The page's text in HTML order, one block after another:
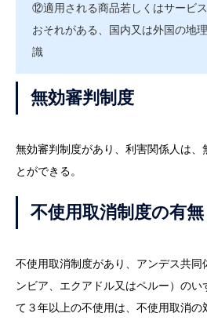
⑫適用される商品若しくはサービ
おそれがある、国内又は外国の地
識
無効審判制度
無効審判制度があり、利害関係人は、
とができる。
不使用取消制度の有無
不使用取消制度があり、アンデス共同
ンビア、エクアドル又はペルー）の
て３年以上の不使用は、不使用取消の